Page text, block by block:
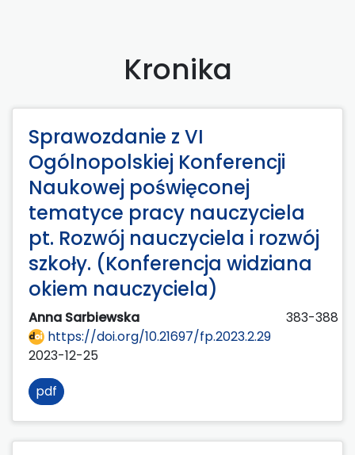
Kronika
Sprawozdanie z VI
Ogólnopolskiej Konferencji
Naukowej poświęconej
tematyce pracy nauczyciela
pt. Rozwój nauczyciela i rozwój
szkoły. (Konferencja widziana
okiem nauczyciela)
Anna Sarbiewska
383-388
https://doi.org/10.21697/fp.2023.2.29
2023-12-25
pdf